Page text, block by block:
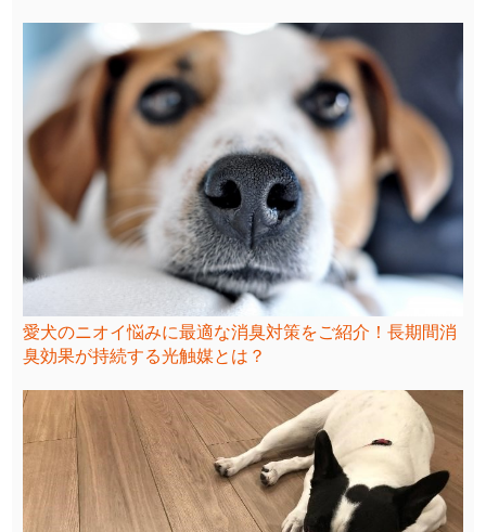
愛犬のニオイ悩みに最適な消臭対策をご紹介！長期間消
臭効果が持続する光触媒とは？